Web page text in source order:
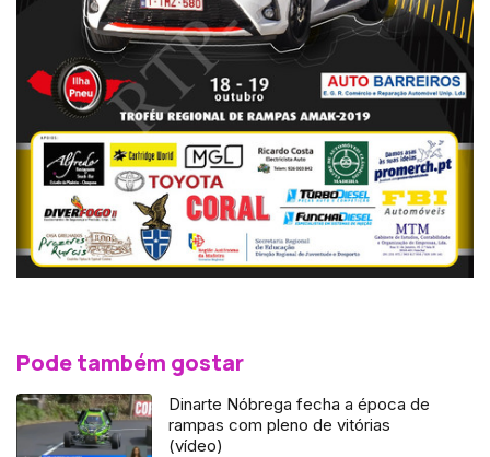
Pode também gostar
Dinarte Nóbrega fecha a época de
rampas com pleno de vitórias
(vídeo)